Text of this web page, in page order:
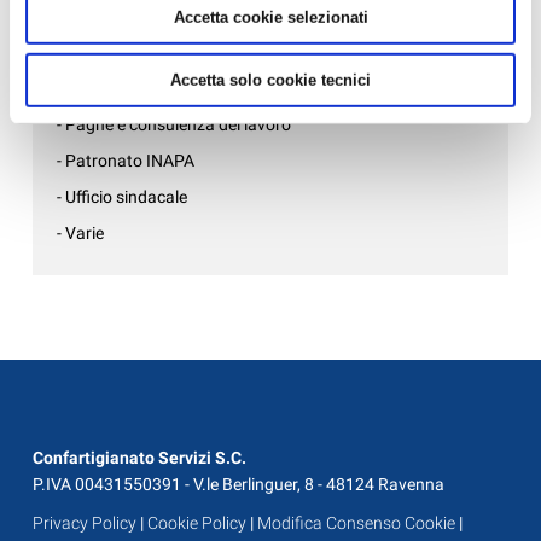
Accetta cookie selezionati
Accetta solo cookie tecnici
- Gruppo Giovani Imprenditori
- Internazionalizzazione
- Paghe e consulenza del lavoro
- Patronato INAPA
- Ufficio sindacale
- Varie
Confartigianato Servizi S.C.
P.IVA 00431550391 - V.le Berlinguer, 8 - 48124 Ravenna
Privacy Policy |Cookie Policy | Modifica Consenso Cookie |